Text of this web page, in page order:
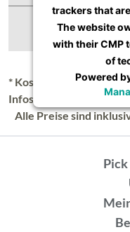
trackers that
The website
with their CMP
of
Powered
* Kostenloser Versand
Infos unter
Lieferung &
Alle Preise sind